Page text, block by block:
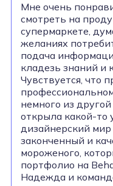
Мне очень
смотреть на
супермаркете,
желаниях
подача
кладезь знаний и
Чувствуется, что
немного из
открыла какой-то
дизайнерский мир
законченный и
мороженого,
портфолио на
Надежда и